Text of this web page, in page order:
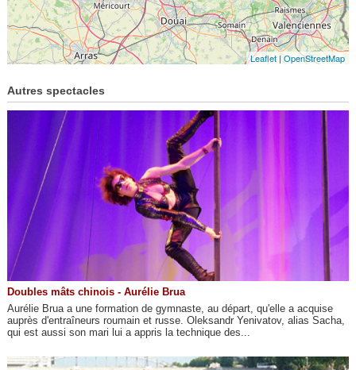
Leaflet |OpenStreetMap
Autres spectacles
Doubles mâts chinois - Aurélie Brua
Aurélie Brua a une formation de gymnaste, au départ, qu'elle a acquise
auprès d'entraîneurs roumain et russe. Oleksandr Yenivatov, alias Sacha,
qui est aussi son mari lui a appris la technique des...